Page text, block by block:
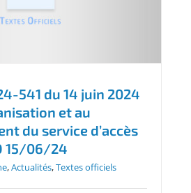
541 du 14 juin 2024
et au
du service d’accès
15/06/24
,Actualités,Textes officiels